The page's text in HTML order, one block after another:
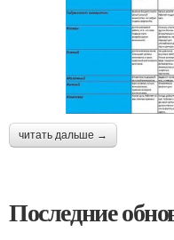
читать дальше →
Последние